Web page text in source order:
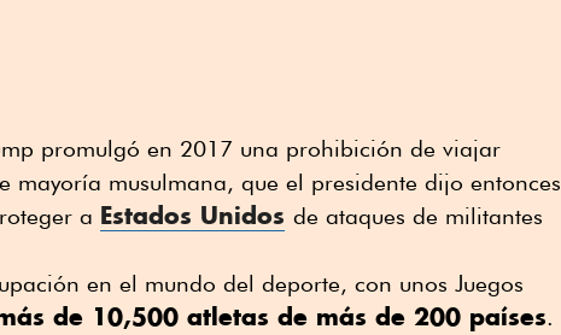
promulgó en 2017 una prohibición de viajar
mayoría musulmana, que el presidente dijo entonces
a Estados Unidos de ataques de militantes
en el mundo del deporte, con unos Juegos
de 10,500 atletas de más de 200 países.